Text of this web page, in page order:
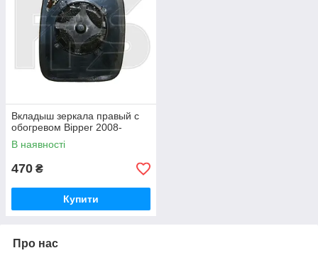
Вкладыш зеркала правый с
обогревом Bipper 2008-
В наявності
470 ₴
Купити
Про нас